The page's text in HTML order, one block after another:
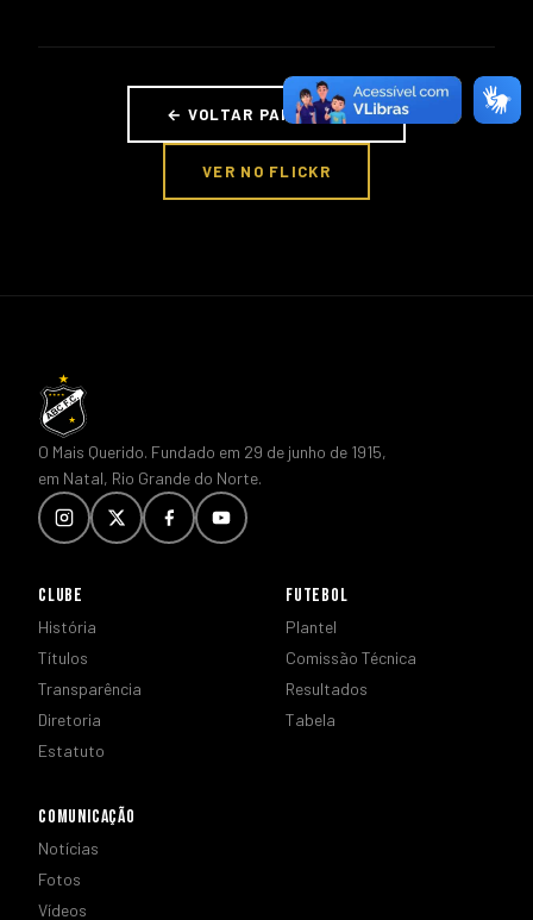
← VOLTAR PARA FOTOS
VER NO FLICKR
O Mais Querido. Fundado em 29 de junho de 1915,
em Natal, Rio Grande do Norte.
CLUBE
História
Títulos
Transparência
Diretoria
Estatuto
FUTEBOL
Plantel
Comissão Técnica
Resultados
Tabela
COMUNICAÇÃO
Notícias
Fotos
Vídeos